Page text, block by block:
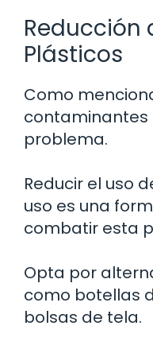
Reducción
Plásticos
Como
contaminantes
problema.
Reducir el uso
uso es una
combatir esta
Opta por
como botellas
bolsas de tela.